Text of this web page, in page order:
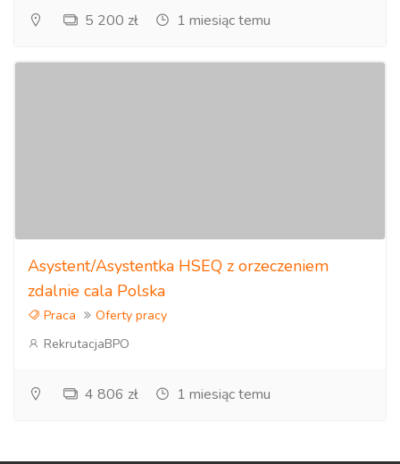
5 200 zł 1 miesiąc temu
Asystent/Asystentka HSEQ z orzeczeniem
zdalnie cala Polska
Praca
Oferty pracy
RekrutacjaBPO
4 806 zł 1 miesiąc temu